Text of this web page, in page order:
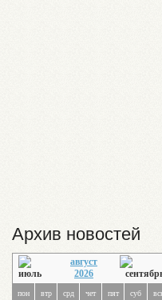
Архив новостей
август
2026
пон втр срд чет пят суб